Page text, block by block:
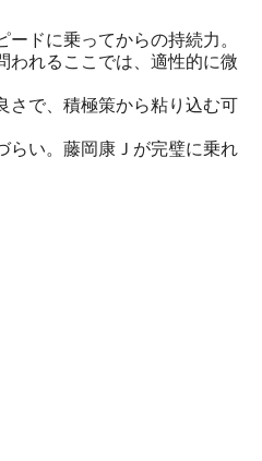
ドに乗ってからの持続力。
われるここでは、適性的に微
さで、積極策から粘り込む可
らい。藤岡康Ｊが完璧に乗れ